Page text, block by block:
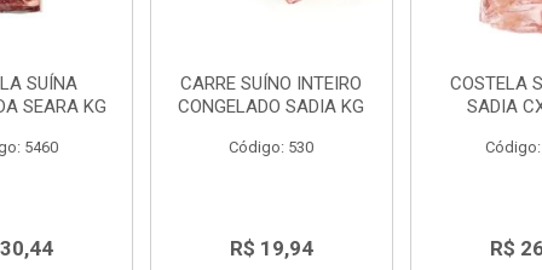
SUÍNA
SEARA KG
5460
CARRE SUÍNO INTEIRO
CONGELADO SADIA KG
Código: 530
R$ 19,94
COSTELA
SADIA
R$